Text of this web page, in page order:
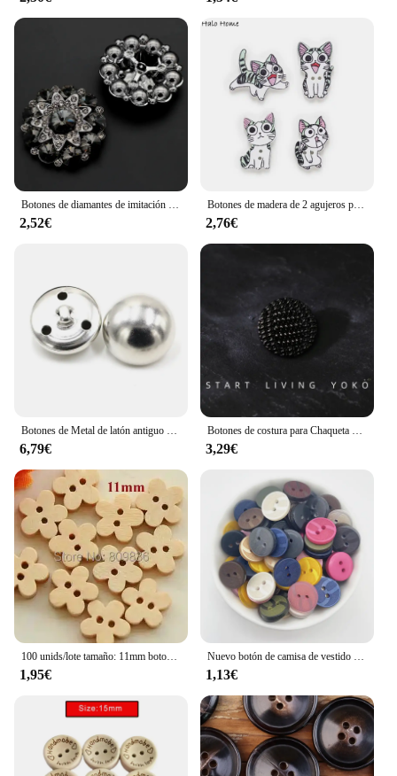
Botones de diamantes de imitación de Metal de alta gama para ropa, 1 piezas, accesorio de costura artesanal
2,52€
Botones de madera de 2 agujeros para costura, manualidades para decoración del hogar, manualidades, regalo artesanal, 50 piezas
2,76€
Botones de Metal de latón antiguo para ropa, Kit de reparación de Jeans, hebilla de costura, accesorio de costura de punto, 50 piezas, 15-25mm
6,79€
Botones de costura para Chaqueta de traje grande, hebillas de Metal, accesorios de costura, suministros de manualidades, botón redondo de aleación, 6 piezas
3,29€
100 unids/lote tamaño: 11mm botones de madera con forma de flor botón a granel para accesorios de costura para niños, venta al por mayor (SS-442)
1,95€
Nuevo botón de camisa de vestido de 13mm Botón de dos ojos DIY accesorios decorativos cosidos a mano
1,13€